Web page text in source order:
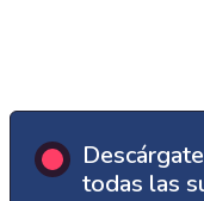
todas las